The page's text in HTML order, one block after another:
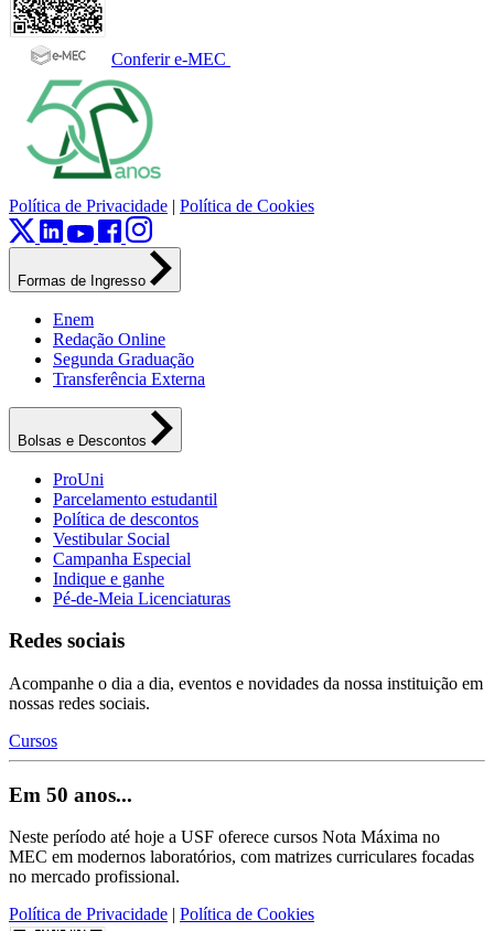
Conferir e-MEC
Política de Privacidade | Política de Cookies
Formas de Ingresso
Enem
Redação Online
Segunda Graduação
Transferência Externa
Bolsas e Descontos
ProUni
Parcelamento estudantil
Política de descontos
Vestibular Social
Campanha Especial
Indique e ganhe
Pé-de-Meia Licenciaturas
Redes sociais
Acompanhe o dia a dia, eventos e novidades da nossa instituição em
nossas redes sociais.
Cursos
Em 50 anos...
Neste período até hoje a USF oferece cursos Nota Máxima no
MEC em modernos laboratórios, com matrizes curriculares focadas
no mercado profissional.
Política de Privacidade | Política de Cookies